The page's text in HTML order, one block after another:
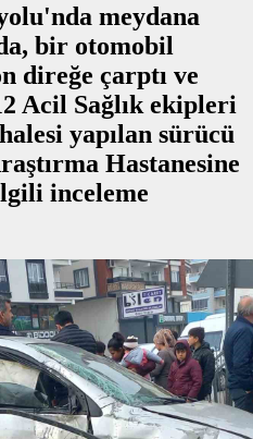
meydana
bir otomobil
direğe çarptı ve
Acil Sağlık ekipleri
yapılan sürücü
Hastanesine
inceleme